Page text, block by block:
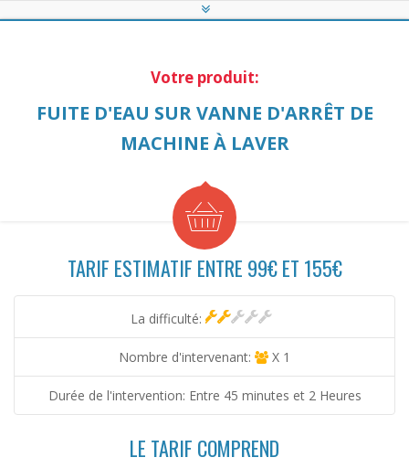
Votre produit:
FUITE D'EAU SUR VANNE D'ARRÊT DE
MACHINE À LAVER
TARIF ESTIMATIF ENTRE 99€ ET 155€
La difficulté:
Nombre d'intervenant: X 1
Durée de l'intervention: Entre 45 minutes et 2 Heures
LE TARIF COMPREND